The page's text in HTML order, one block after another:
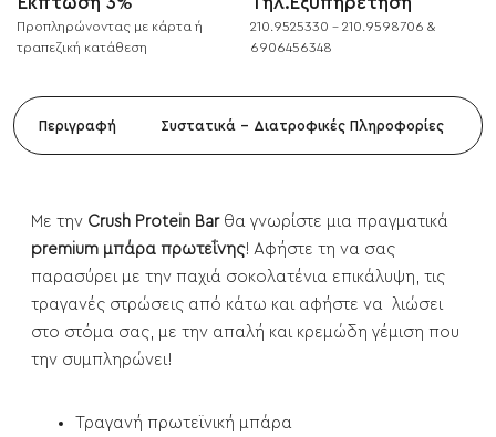
Προπληρώνοντας με κάρτα ή
τραπεζική κατάθεση
210.9525330 - 210.9598706 &
6906456348
Περιγραφή Συστατικά - Διατροφικές Πληροφορίες
Με την Crush Protein Barθα γνωρίστε μια πραγματικά
premium μπάρα πρωτεΐνης! Αφήστε τη να σας
παρασύρει με την παχιά σοκολατένια επικάλυψη, τις
τραγανές στρώσεις από κάτω και αφήστε να λιώσει
στο στόμα σας, με την απαλή και κρεμώδη γέμιση που
την συμπληρώνει!
Τραγανή πρωτεϊνική μπάρα